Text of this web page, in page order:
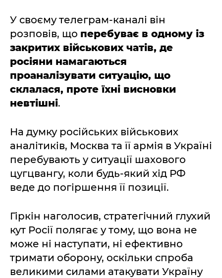
У своєму телеграм-каналі він
розповів, що перебуває в одному із
закритих військових чатів, де
росіяни намагаються
проаналізувати ситуацію, що
склалася, проте їхні висновки
невтішні.
На думку російських військових
аналітиків, Москва та її армія в Україні
перебувають у ситуації шахового
цугцвангу, коли будь-який хід РФ
веде до погіршення її позиції.
Гіркін наголосив, стратегічний глухий
кут Росії полягає у тому, що вона не
може ні наступати, ні ефективно
тримати оборону, оскільки спроба
великими силами атакувати Україну